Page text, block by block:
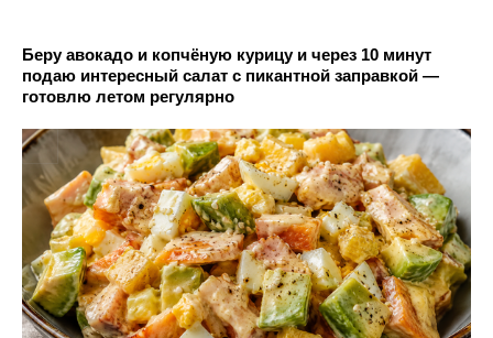
Беру авокадо и копчёную курицу и через 10 минут
подаю интересный салат с пикантной заправкой —
готовлю летом регулярно